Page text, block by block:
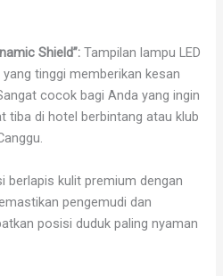
Shield”: Tampilan lampu LED
tinggi memberikan kesan
cocok bagi Anda yang ingin
tiba di hotel berbintang atau klub
berlapis kulit premium dengan
pengemudi dan
posisi duduk paling nyaman